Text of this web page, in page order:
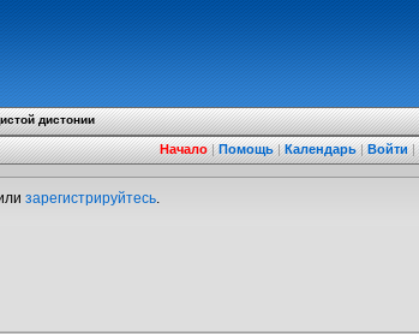
дистонии
Начало|Помощь|Календарь|Войти|
зарегистрируйтесь.